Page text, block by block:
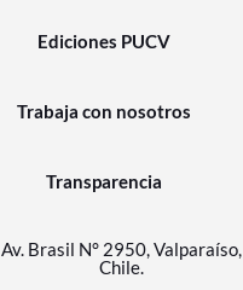
Ediciones PUCV
Trabaja con nosotros
Transparencia
Av. Brasil N° 2950, Valparaíso,
Chile.